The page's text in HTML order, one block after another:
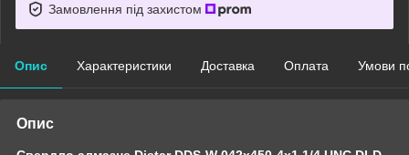
Замовлення під захистом
Опис Характеристики Доставка Оплата Умови
Опис